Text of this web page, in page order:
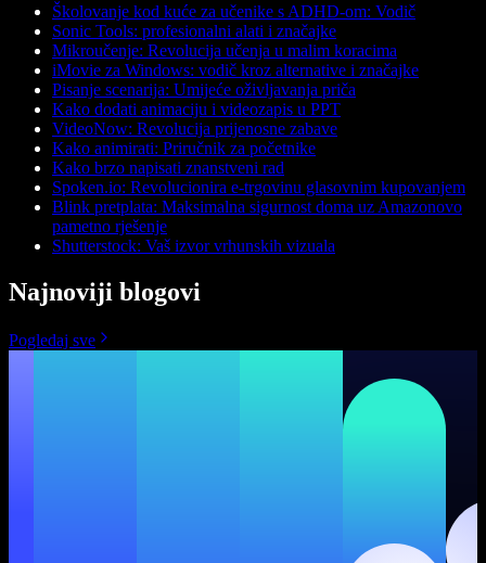
Školovanje kod kuće za učenike s ADHD-om: Vodič
Sonic Tools: profesionalni alati i značajke
Mikroučenje: Revolucija učenja u malim koracima
iMovie za Windows: vodič kroz alternative i značajke
Pisanje scenarija: Umijeće oživljavanja priča
Kako dodati animaciju i videozapis u PPT
VideoNow: Revolucija prijenosne zabave
Kako animirati: Priručnik za početnike
Kako brzo napisati znanstveni rad
Spoken.io: Revolucionira e-trgovinu glasovnim kupovanjem
Blink pretplata: Maksimalna sigurnost doma uz Amazonovo
pametno rješenje
Shutterstock: Vaš izvor vrhunskih vizuala
Najnoviji blogovi
Pogledaj sve